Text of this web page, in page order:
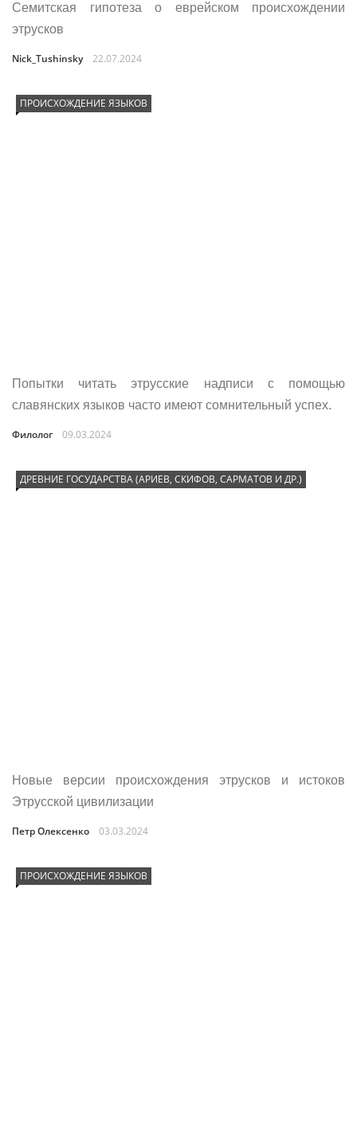
Семитская гипотеза о еврейском происхождении
этрусков
Nick_Tushinsky 22.07.2024
ПРОИСХОЖДЕНИЕ ЯЗЫКОВ
Попытки читать этрусские надписи с помощью
славянских языков часто имеют сомнительный успех.
Филолог 09.03.2024
ДРЕВНИЕ ГОСУДАРСТВА (АРИЕВ, СКИФОВ, САРМАТОВ И ДР.)
Новые версии происхождения этрусков и истоков
Этрусской цивилизации
Петр Олексенко 03.03.2024
ПРОИСХОЖДЕНИЕ ЯЗЫКОВ